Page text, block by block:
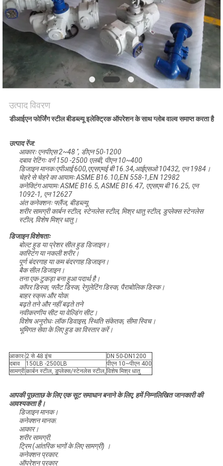
साइटमैप
PRIVACY
POLICY
उत्पाद विवरण
डीआईएन फोर्जिंग स्टील बीडब्ल्यू इलेक्ट्रिक ऑपरेशन के साथ ग्लोब वाल्व समाप्त करता है
उत्पाद रेंज:
आकारः एनपीएस 2~48 ′′, डीएन 50-1200
दबाव रेटिंगः वर्ग 150 -2500 एलबी, पीएन 10~400
डिजाइन मानकःएपीआई 600,एएसएमई बी 16.34,आईएसओ 10432, एन 1984।
चेहरे से चेहरे का आयामः ASME B16.10,EN 558-1,EN 12982
कनेक्टिंग आयामः ASME B16.5, ASME B16.47, एएसएम बी 16.25, एन
1092-1, एन 12627
अंत कनेक्शनः फ्लैंज, बीडब्ल्यू.
शरीर सामग्री कार्बन स्टील, स्टेनलेस स्टील, मिश्र धातु स्टील, डुप्लेक्स स्टेनलेस
स्टील, विशेष मिश्र धातु।
डिजाइन विशेषताः
बोल्ट हुड या प्रेशर सील हुड डिजाइन।
कास्टिंग या नकली शरीर।
पूर्ण बंदरगाह या कम बंदरगाह डिजाइन।
बैक सील डिजाइन।
तना एक-टुकड़ा बना हुआ पदार्थ है।
कॉपर डिस्क, फ्लैट डिस्क, रेगुलेटिंग डिस्क, पैराबोलिक डिस्क।
बाहर स्क्रू और योक.
बढ़ते तने और नहीं बढ़ते तने
नवीकरणीय सीट या वेल्डिंग सीट।
विशेष अनुरोधः लॉक डिवाइस, स्थिति संकेतक, सीमा स्विच।
भूमिगत सेवा के लिए हुड का विस्तार करें।
आकारः 2 से 48 इंच
DN 50-DN1200
दबाव
150LB -2500LB
पीएन 10~पीएन 400
सामग्रीकार्बन स्टील, डुप्लेक्स/स्टेनलेस स्टील,विशेष मिश्र धातु
आपकी पूछताछ के लिए एक सूट समाधान बनाने के लिए, हमें निम्नलिखित जानकारी की
आवश्यकता है।
डिजाइन मानक।
कनेक्शन मानक.
आकार।
शरीर सामग्री.
ट्रिम (आंतरिक भागों के लिए सामग्री) ।
कनेक्शन प्रकार.
ऑपरेशन प्रकार